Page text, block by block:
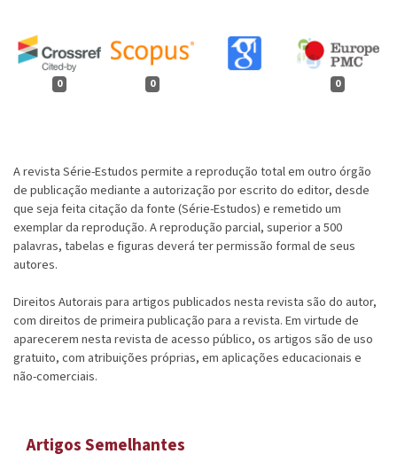
0 0 0
A revista Série-Estudos permite a reprodução total em outro órgão
de publicação mediante a autorização por escrito do editor, desde
que seja feita citação da fonte (Série-Estudos) e remetido um
exemplar da reprodução. A reprodução parcial, superior a 500
palavras, tabelas e figuras deverá ter permissão formal de seus
autores.
Direitos Autorais para artigos publicados nesta revista são do autor,
com direitos de primeira publicação para a revista. Em virtude de
aparecerem nesta revista de acesso público, os artigos são de uso
gratuito, com atribuições próprias, em aplicações educacionais e
não-comerciais.
Artigos Semelhantes